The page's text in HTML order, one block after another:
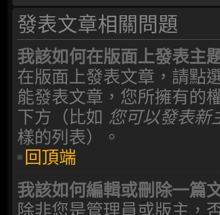
發表文章相關問題
我該如何在版面上發表主
在版面上發表文章，請點
能發表文章，您所擁有的
下方（比如 您可以發表新
樣的列表）。
回頂端
我該如何編輯或刪除一篇
除非您是管理員或版主，